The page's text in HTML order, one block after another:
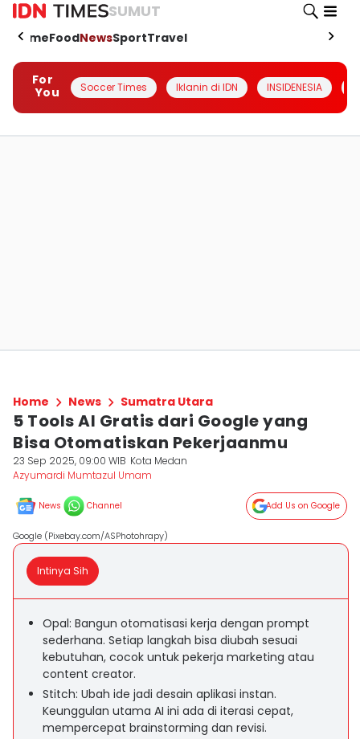
SUMUT
HomeFoodNewsSportTravel
For
You
Soccer Times Iklanin di IDN INSIDENESIA
Home News Sumatra Utara
5 Tools AI Gratis dari Google yang
Bisa Otomatiskan Pekerjaanmu
23 Sep 2025, 09:00 WIB Kota Medan
Azyumardi Mumtazul Umam
News Channel Add Us on Google
Google (Pixebay.com/ASPhotohrapy)
Intinya Sih
Opal: Bangun otomatisasi kerja dengan prompt
sederhana. Setiap langkah bisa diubah sesuai
kebutuhan, cocok untuk pekerja marketing atau
content creator.
Stitch: Ubah ide jadi desain aplikasi instan.
Keunggulan utama AI ini ada di iterasi cepat,
mempercepat brainstorming dan revisi.